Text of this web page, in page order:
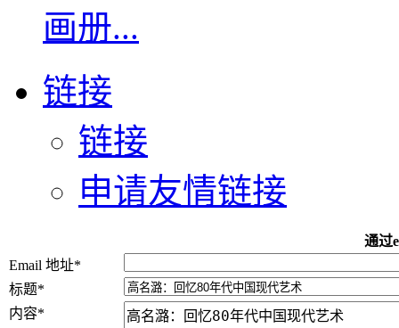
画册...
链接
链接
申请友情链接
通过
Email 地址*
标题*
内容*